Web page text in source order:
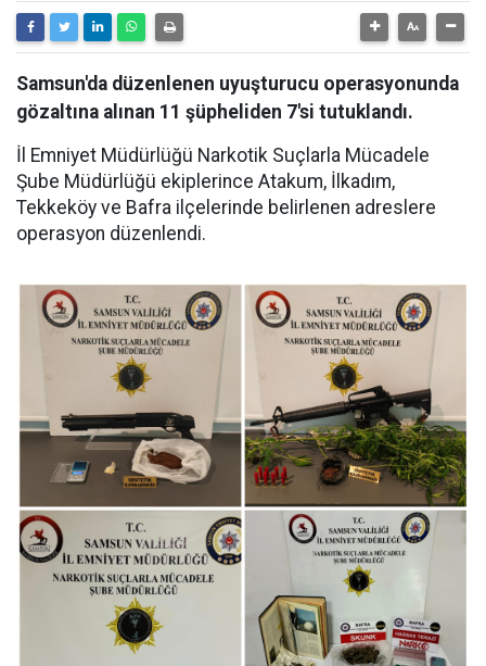
Samsun'da düzenlenen uyuşturucu operasyonunda
gözaltına alınan 11 şüpheliden 7'si tutuklandı.
İl Emniyet Müdürlüğü Narkotik Suçlarla Mücadele
Şube Müdürlüğü ekiplerince Atakum, İlkadım,
Tekkeköy ve Bafra ilçelerinde belirlenen adreslere
operasyon düzenlendi.